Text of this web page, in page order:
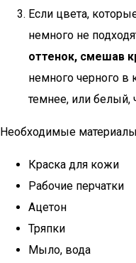
Если цвета,
немного не
оттенок, смешав
немного черного в
темнее, или белый,
Необходимые
Краска для кожи
Рабочие перчатки
Ацетон
Тряпки
Мыло, вода